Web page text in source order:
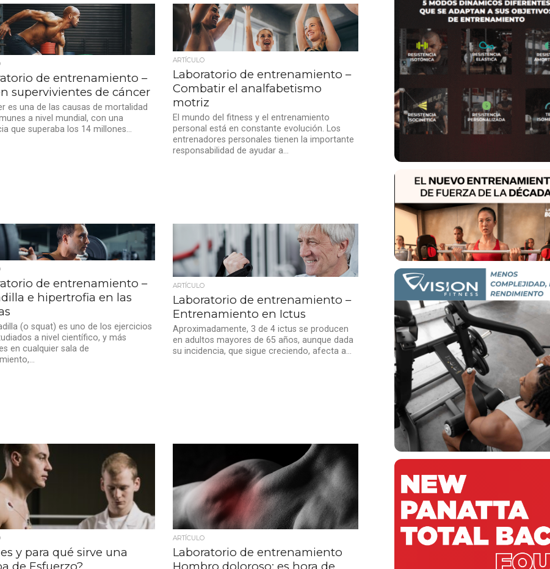
de entrenamiento –
supervivientes de cáncer
es una de las causas de mortalidad
a nivel mundial, con una
que superaba los 14 millones...
ARTÍCULO
Laboratorio de entrenamiento –
Combatir el analfabetismo
motriz
El mundo del fitness y el entrenamiento
personal está en constante evolución. Los
entrenadores personales tienen la importante
responsabilidad de ayudar a...
de entrenamiento –
e hipertrofia en las
(o squat) es uno de los ejercicios
a nivel científico, y más
en cualquier sala de
ARTÍCULO
Laboratorio de entrenamiento –
Entrenamiento en Ictus
Aproximadamente, 3 de 4 ictus se producen
en adultos mayores de 65 años, aunque dada
su incidencia, que sigue creciendo, afecta a...
y para qué sirve una
ARTÍCULO
Laboratorio de entrenamiento